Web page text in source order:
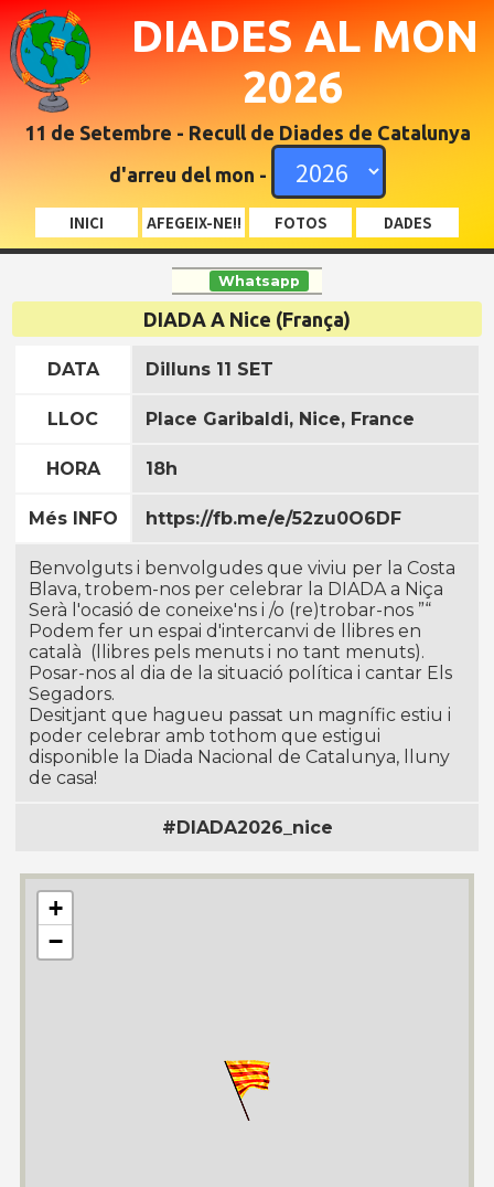
DIADES AL MON
2026
11 de Setembre - Recull de Diades de Catalunya
d'arreu del mon -
INICI AFEGEIX-NE!! FOTOS DADES
Whatsapp
DIADA A Nice (França)
DATA Dilluns 11 SET
LLOC Place Garibaldi, Nice, France
HORA 18h
Més INFO https://fb.me/e/52zu0O6DF
Benvolguts i benvolgudes que viviu per la Costa
Blava, trobem-nos per celebrar la DIADA a Niça
Serà l'ocasió de coneixe'ns i /o (re)trobar-nos ”“
Podem fer un espai d'intercanvi de llibres en
català (llibres pels menuts i no tant menuts).
Posar-nos al dia de la situació polí­tica i cantar Els
Segadors.
Desitjant que hagueu passat un magní­fic estiu i
poder celebrar amb tothom que estigui
disponible la Diada Nacional de Catalunya, lluny
de casa!
#DIADA2026_nice
+
−